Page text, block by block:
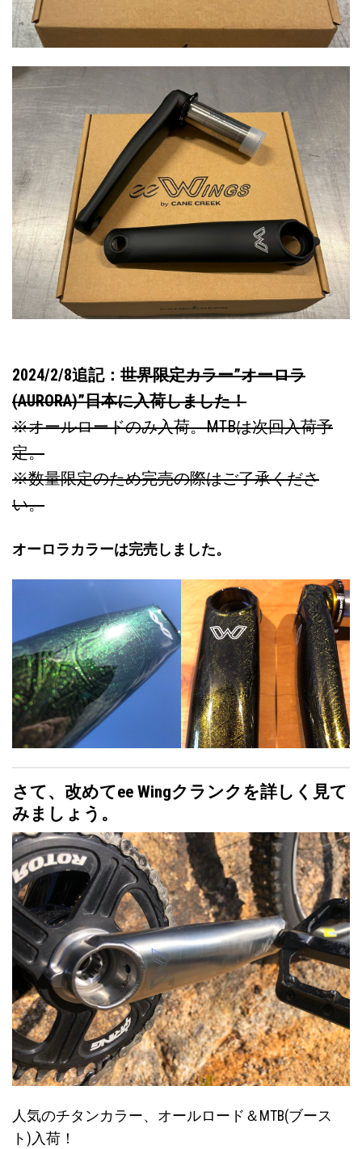
2024/2/8追記： 世界限定カラー”オーロラ
(AURORA)”日本に入荷しました！
※オールロードのみ入荷。MTBは次回入荷予
定。
※数量限定のため完売の際はご了承くださ
い。
オーロラカラーは完売しました。
さて、改めてee Wingクランクを詳しく見て
みましょう。
人気のチタンカラー、オールロード＆MTB(ブース
ト)入荷！